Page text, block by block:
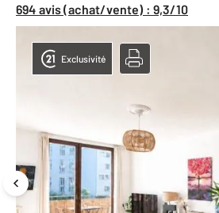
694 avis (achat/vente) : 9,3/10
Exclusivité